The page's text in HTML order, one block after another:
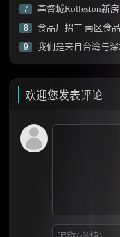
7 基督城Rolleston新
8 食品厂招工 南区食
9 我们是来自台湾与深
欢迎您发表评论